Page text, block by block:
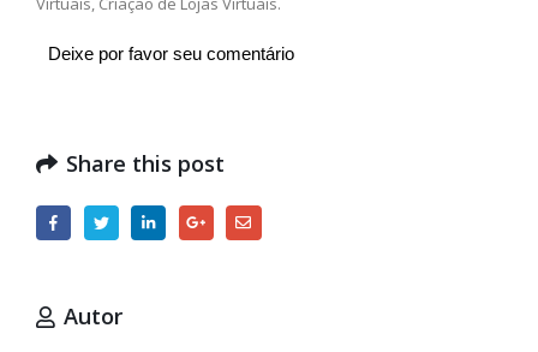
Deixe por favor seu comentário
Share this post
Autor